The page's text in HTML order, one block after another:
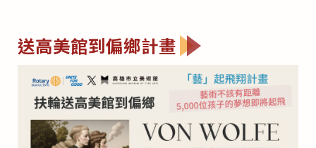
送高美館到偏鄉計畫